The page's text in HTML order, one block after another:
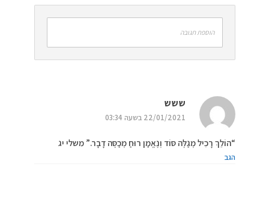
הוספת תגובה
ששש
22/01/2021 בשעה 03:34
“הוֹלֵךְ רָכִיל מְגַלֶּה סּוֹד וְנֶאֱמַן רוּחַ מְכַסֶּה דָבָר.” משלי יג
הגב